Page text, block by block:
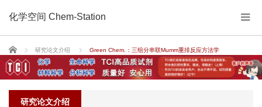
化学空间 Chem-Station
Home 研究论文介绍 Green Chem.：三组分串联Mumm重排反应方法学
研究论文介绍